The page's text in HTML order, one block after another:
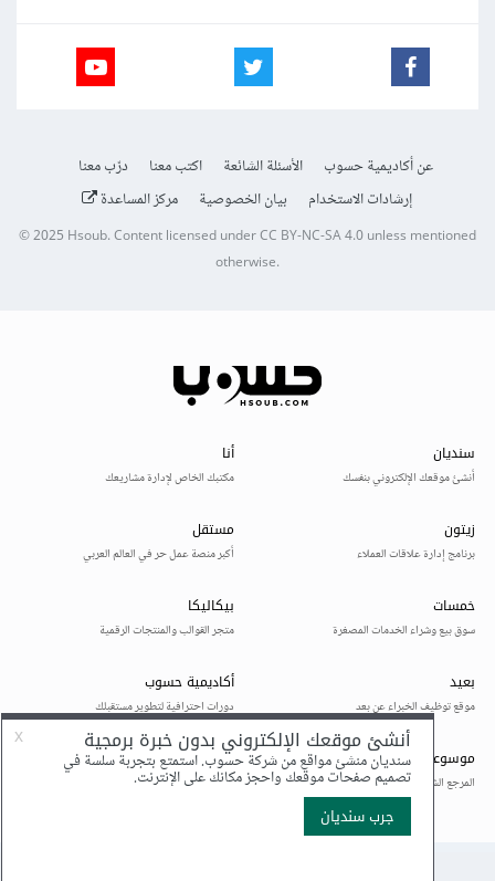
عن أكاديمية حسوب الأسئلة الشائعة اكتب معنا
درّب معنا
إرشادات الاستخدام
بيان الخصوصية مركز المساعدة
© 2025Hsoub.Content licensed underCC BY-NC-SA 4.0unless mentioned
otherwise.